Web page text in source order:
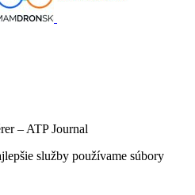
– ATP Journal
služby používame súbory